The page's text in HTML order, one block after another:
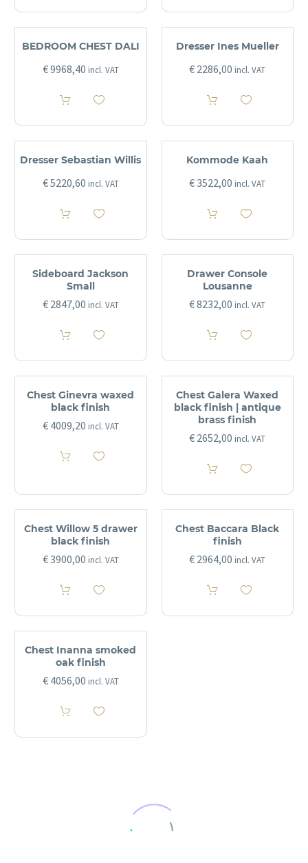
BEDROOM CHEST DALI
€9968,40 incl. VAT
Dresser Ines Mueller
€ 2286,00 incl. VAT
Dresser Sebastian Willis
€5220,60 incl. VAT
Kommode Kaah
€3522,00 incl. VAT
Sideboard Jackson
Small
€2847,00 incl. VAT
Drawer Console
Lousanne
€8232,00 incl. VAT
Chest Ginevra waxed
black finish
€4009,20 incl. VAT
Chest Galera Waxed
black finish | antique
brass finish
€ 2652,00 incl. VAT
Chest Willow 5 drawer
black finish
€3900,00 incl. VAT
Chest Baccara Black
finish
€ 2964,00 incl. VAT
Chest Inanna smoked
oak finish
€4056,00 incl. VAT